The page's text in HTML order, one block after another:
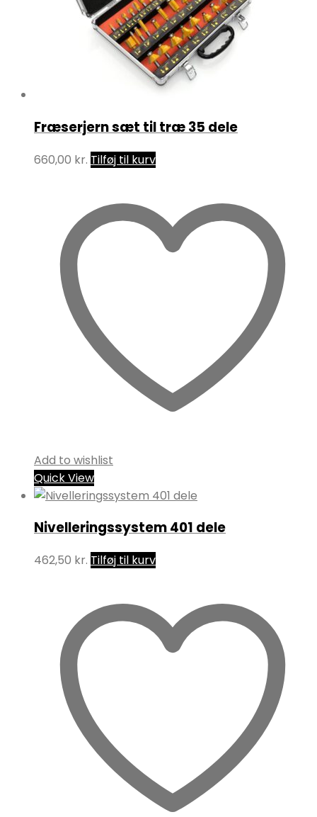
Fræserjern sæt til træ 35 dele
660,00 kr. Tilføj til kurv
Add to wishlist
Quick View
Nivelleringssystem 401 dele
462,50 kr. Tilføj til kurv